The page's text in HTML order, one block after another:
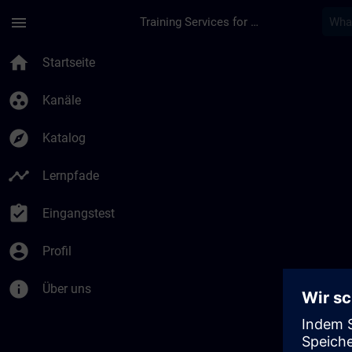
menu Training Services for Digital Industries
home Startseite
group_work Kanäle
explore Katalog
timeline Lernpfade
assignment_turned_in Eingangstest
account_circle Profil
info Über uns